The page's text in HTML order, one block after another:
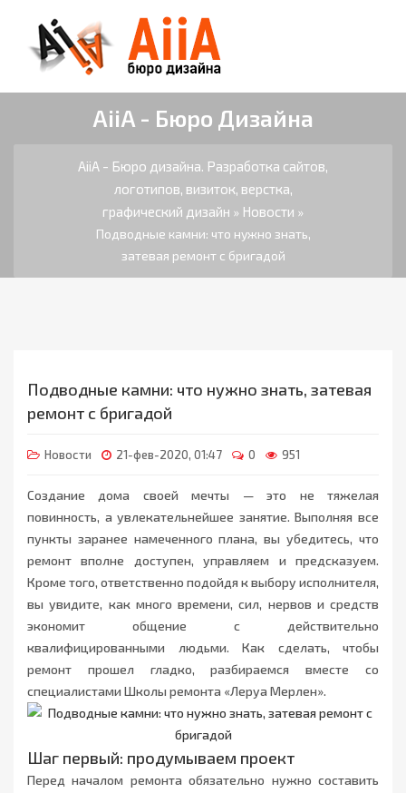
AiiA - Бюро Дизайна
AiiA - Бюро дизайна. Разработка сайтов,
логотипов, визиток, верстка,
графический дизайн » Новости »
Подводные камни: что нужно знать,
затевая ремонт с бригадой
Подводные камни: что нужно знать, затевая
ремонт с бригадой
Новости 21-фев-2020, 01:47 0 951
Создание дома своей мечты — это не тяжелая
повинность, а увлекательнейшее занятие. Выполняя все
пункты заранее намеченного плана, вы убедитесь, что
ремонт вполне доступен, управляем и предсказуем.
Кроме того, ответственно подойдя к выбору исполнителя,
вы увидите, как много времени, сил, нервов и средств
экономит общение с действительно
квалифицированными людьми. Как сделать, чтобы
ремонт прошел гладко, разбираемся вместе со
специалистами Школы ремонта «Леруа Мерлен».
Шаг первый: продумываем проект
Перед началом ремонта обязательно нужно составить